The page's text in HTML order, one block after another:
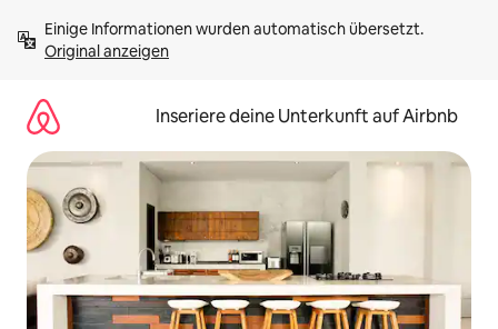
Inhalten
springenOriginal anzeigen
Inseriere deine Unterkunft auf Airbnb